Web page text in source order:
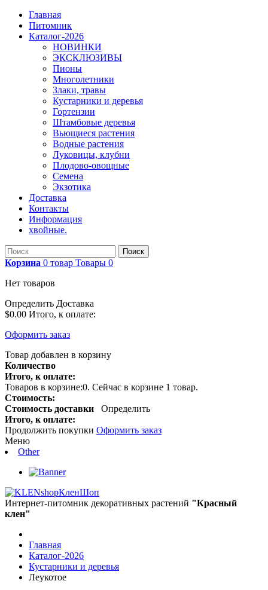
Главная
Питомник
Каталог-2026
НОВИНКИ
ЭКСКЛЮЗИВЫ
Пионы
Многолетники
Злаки, травы
Кустарники и деревья
Гортензии
Штамбовые деревья
Вьющиеся растения
Водные растения
Луковицы, клубни
Плодово-овощные
Семена
Экзотика
Доставка
Контакты
Информация
хвойные.
Поиск
Корзина 0 товар Товары 0
Нет товаров
Определить Доставка
$0.00 Итого, к оплате:
Оформить заказ
Товар добавлен в корзину
Количество
Итого, к оплате:
Товаров в корзине:0. Сейчас в корзине 1 товар.
Стоимость:
Стоимость доставки
Определить
Итого, к оплате:
Продолжить покупки Оформить заказ
Меню
Other
КленШоп
Интернет-питомник декоративных растений "Красный
клен"
Главная
Каталог-2026
Кустарники и деревья
Леукотое